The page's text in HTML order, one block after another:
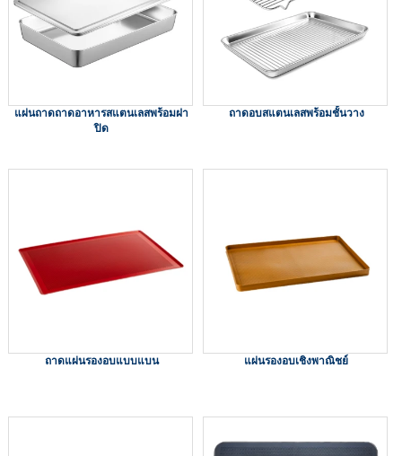
แผ่นถาดถาดอาหารสแตนเลสพร้อมฝา
ปิด
ถาดอบสแตนเลสพร้อมชั้นวาง
ถาดแผ่นรองอบแบบแบน แผ่นรองอบเชิงพาณิชย์